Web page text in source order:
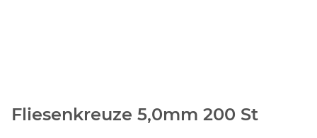
Fliesenkreuze 5,0mm 200 St